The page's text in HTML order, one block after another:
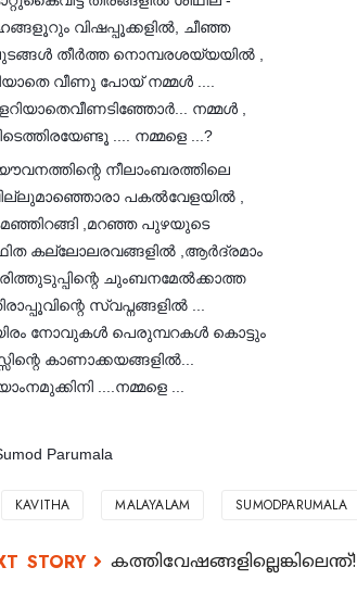
വിഷപ്പൂക്കളിൽ, ചീഞ്ഞ
തീർത്ത നൊമ്പരശയ്യയിൽ ,
വീണു പോയ് നമ്മൾ ....
നമ്മൾ ,
.... നമ്മളെ ...?
നീലാംബരത്തിലെ
പകൽവേളയിൽ ,
,മറഞ്ഞ പുഴയുടെ
കല്ലോലരവങ്ങളിൽ ,ആർദ്രമാം
ചുംബനമേൽക്കാത്ത
സ്വപ്നങ്ങളിൽ ...
നോവുകൾ പെരുമ്പറകൾ കൊട്ടും
കാണാക്കയങ്ങളിൽ...
....നമ്മളെ ...
Parumala
KAVITHA MALAYALAM SUMODPARUMALA
കത്തിവേഷങ്ങളില്ലെങ്കിലെന്ത്!